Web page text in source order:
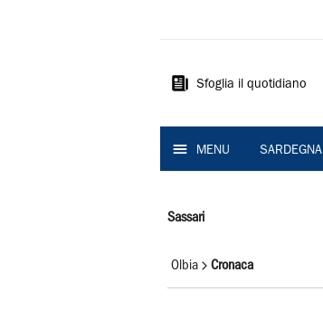
Sardegna
Sfoglia il quotidiano
MENU SARDEGNA
Sassari
Olbia Cronaca